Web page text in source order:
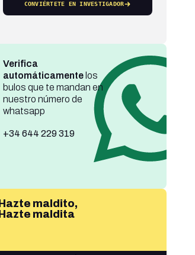
CONVIÉRTETE EN INVESTIGADOR
Verifica
automáticamentelos
bulos que te mandan en
nuestro número de
whatsapp
+34 644 229 319
Hazte maldito,
Hazte maldita